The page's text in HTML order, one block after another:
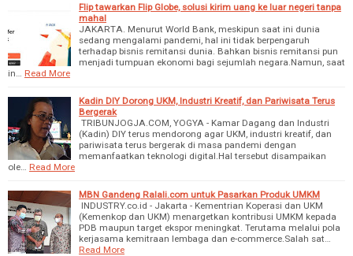
Flip tawarkan Flip Globe, solusi kirim uang ke luar negeri tanpa
mahal
JAKARTA. Menurut World Bank, meskipun saat ini dunia
sedang mengalami pandemi, hal ini tidak berpengaruh
terhadap bisnis remitansi dunia. Bahkan bisnis remitansi pun
menjadi tumpuan ekonomi bagi sejumlah negara.Namun, saat
in… Read More
Kadin DIY Dorong UKM, Industri Kreatif, dan Pariwisata Terus
Bergerak
TRIBUNJOGJA.COM, YOGYA - Kamar Dagang dan Industri
(Kadin) DIY terus mendorong agar UKM, industri kreatif, dan
pariwisata terus bergerak di masa pandemi dengan
memanfaatkan teknologi digital.Hal tersebut disampaikan
ole… Read More
MBN Gandeng Ralali.com untuk Pasarkan Produk UMKM
INDUSTRY.co.id - Jakarta - Kementrian Koperasi dan UKM
(Kemenkop dan UKM) menargetkan kontribusi UMKM kepada
PDB maupun target ekspor meningkat. Terutama melalui pola
kerjasama kemitraan lembaga dan e-commerce.Salah sat…
Read More